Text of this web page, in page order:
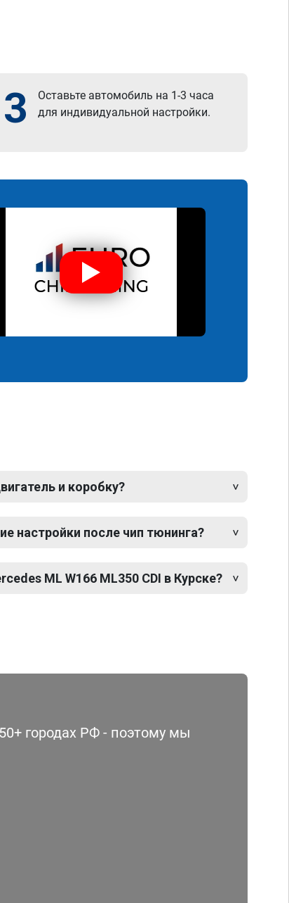
3
Оставьте автомобиль на 1-3 часа
для индивидуальной настройки.
и коробку?
настройки после чип тюнинга?
ML W166 ML350 CDI в Курске?
городах РФ - поэтому мы